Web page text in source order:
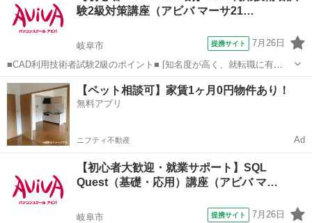
バのパソコン講座は全て、受講内容・...
験2級対策講座（アビバ マーサ21…
岐阜市 提携サイト 7月26日
■CAD利用技術者試験2級のポイント■ [知名度が高く、就転職に有
利！] CAD資格の中でも知名度が高く、採用などで優遇する資格として
挙げている企業も多く、就職・転職を考えている方におすすめです。
[CAD知識だけでなく...
岐阜 岐阜市 その他
【ペット相談可】家賃1ヶ月0円物件あり！
無料アプリ
ニフティ不動産 Ad
【初心者大歓迎・就業サポート】SQL
Quest（基礎・応用）講座（アビバ マ…
岐阜市 提携サイト 7月26日